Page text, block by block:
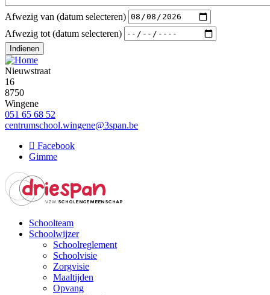
Afwezig van (datum selecteren) Afwezig
van
(datum
Afwezig tot (datum selecteren) Afwezig
tot
Nieuwstraat
16
8750
Wingene
051 65 68 52
centrumschool.wingene@3span.be
Facebook
Gimme
Hoofdnavigatie
Schoolteam
Schoolwijzer
Schoolreglement
Schoolvisie
Zorgvisie
Maaltijden
Opvang